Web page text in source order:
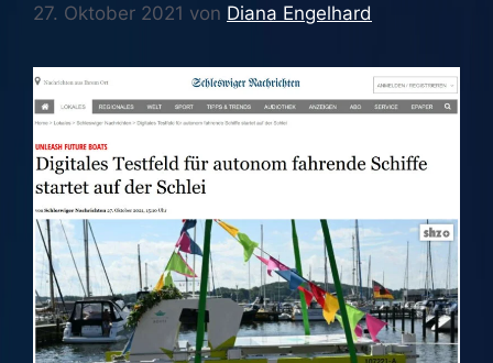
27. Oktober 2021 von Diana Engelhard